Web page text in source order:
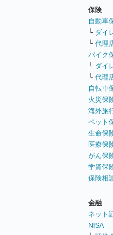
保険
自動車
└ ダイ
└ 代理
バイク
└ ダイ
└ 代理
自転車
火災保
海外旅
ペット
生命保
医療保
がん保
学資保
保険相
金融
ネット
NISA